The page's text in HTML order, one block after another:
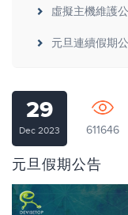
虛擬主機維護
元旦連續假期
29
Dec 2023 611646
元旦假期公告